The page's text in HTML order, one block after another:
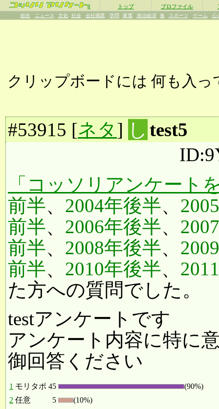
β トップ プロファイル
総合 ニュース 文化 社会 会社職業 学問 家電 政治経済 食 スポーツ ゲーム 心
クリップボードには 何も入っ
#53915 [ネタ] し test5
「コッソリアンケート
前半、 2004年後半、
前半、 2006年後半、
前半、 2008年後半、
前半、 2010年後半、
た方への質問でした。
testアンケートです
アンケート内容に特に
御回答ください
1 モリタポ 45
(90%)
2 任意 5
(10%)